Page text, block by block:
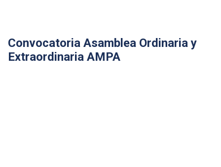
Convocatoria Asamblea Ordinaria y
Extraordinaria AMPA